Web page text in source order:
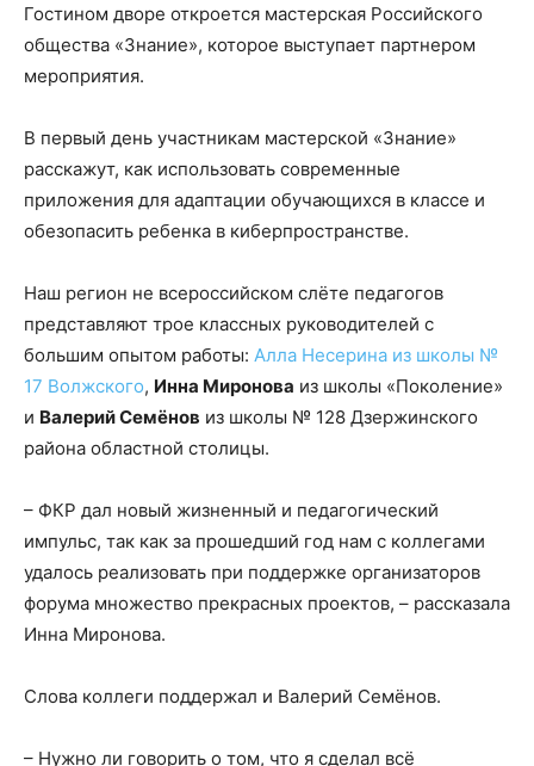
Гостином дворе откроется мастерская Российского
общества «Знание», которое выступает партнером
мероприятия.
В первый день участникам мастерской «Знание»
расскажут, как использовать современные
приложения для адаптации обучающихся в классе и
обезопасить ребенка в киберпространстве.
Наш регион не всероссийском слёте педагогов
представляют трое классных руководителей с
большим опытом работы: Алла Несерина из школы №
17 Волжского, Инна Миронова из школы «Поколение»
и Валерий Семёнов из школы № 128 Дзержинского
района областной столицы.
– ФКР дал новый жизненный и педагогический
импульс, так как за прошедший год нам с коллегами
удалось реализовать при поддержке организаторов
форума множество прекрасных проектов, – рассказала
Инна Миронова.
Слова коллеги поддержал и Валерий Семёнов.
– Нужно ли говорить о том, что я сделал всё